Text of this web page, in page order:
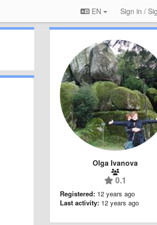
EN Sign in /
Olga Ivanova
0.1
Registered: 12 years ago
Last activity: 12 years ago